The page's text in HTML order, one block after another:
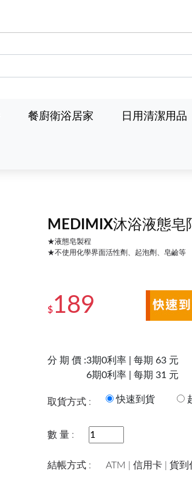
餐廚衛浴居家 日用清潔用品
MEDIMIX沐浴液態皂
★液態皂製程
★不使用化學界面活性劑、起泡劑、皂鹼等
$189
分 期 價 :3期0利率 | 每期 63 元
6期0利率 | 每期 31 元
取貨方式 : 快速到貨
數 量 :
結帳方式 : ATM | 信用卡 | 貨到